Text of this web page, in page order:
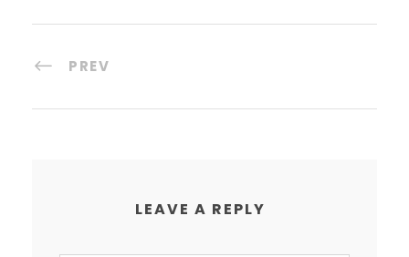
PREV
LEAVE A REPLY